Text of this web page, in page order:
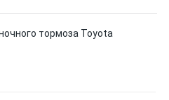
тормоза Toyota